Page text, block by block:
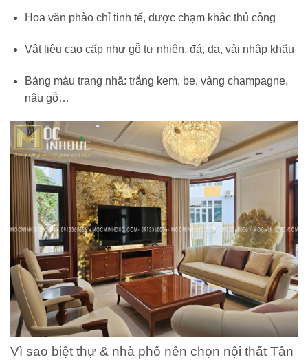
Hoa văn phào chỉ tinh tế, được chạm khắc thủ công
Vật liệu cao cấp như gỗ tự nhiên, đá, da, vải nhập khẩu
Bảng màu trang nhã: trắng kem, be, vàng champagne,
nâu gỗ…
Vì sao biệt thự & nhà phố nên chọn nội thất Tân